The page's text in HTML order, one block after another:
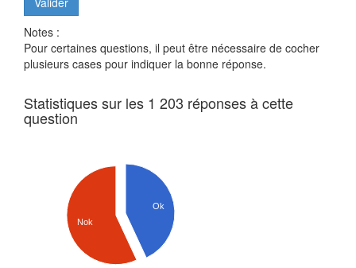
Notes :
Pour certaines questions, il peut être nécessaire de cocher
plusieurs cases pour indiquer la bonne réponse.
Statistiques sur les 1 203 réponses à cette
question
Ok
Nok